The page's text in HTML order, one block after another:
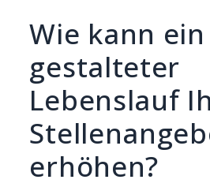
Wie kann
gestalteter
Lebenslauf
erhöhen?